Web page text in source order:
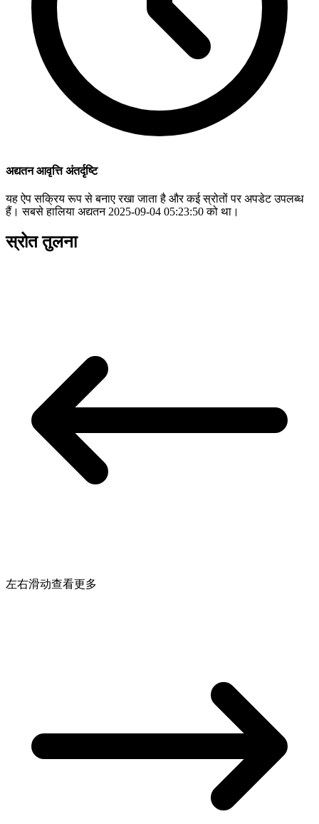
अद्यतन आवृत्ति अंतर्दृष्टि
यह ऐप सक्रिय रूप से बनाए रखा जाता है और कई स्रोतों पर अपडेट उपलब्ध
हैं। सबसे हालिया अद्यतन 2025-09-04 05:23:50 को था।
स्रोत तुलना
左右滑动查看更多